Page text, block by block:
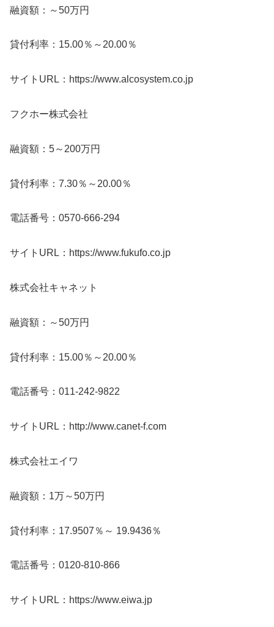
融資額：～50万円
貸付利率：15.00％～20.00％
サイトURL：https://www.alcosystem.co.jp
フクホー株式会社
融資額：5～200万円
貸付利率：7.30％～20.00％
電話番号：0570-666-294
サイトURL：https://www.fukufo.co.jp
株式会社キャネット
融資額：～50万円
貸付利率：15.00％～20.00％
電話番号：011-242-9822
サイトURL：http://www.canet-f.com
株式会社エイワ
融資額：1万～50万円
貸付利率：17.9507％～ 19.9436％
電話番号：0120-810-866
サイトURL：https://www.eiwa.jp